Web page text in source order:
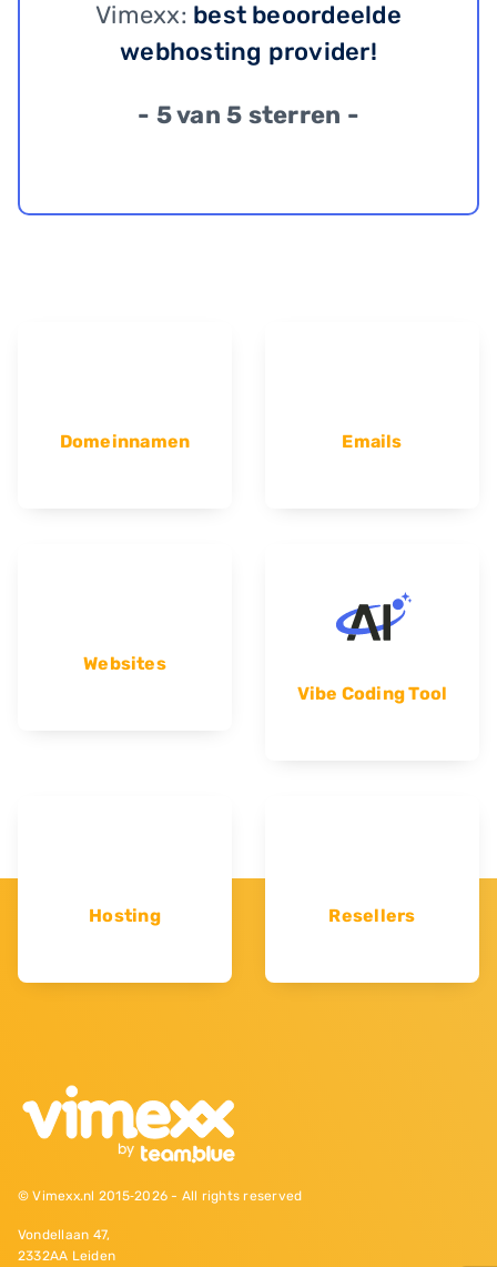
Vimexx: best beoordeelde
webhosting provider!
- 5 van 5 sterren -
Domeinnamen Emails
Websites
Vibe Coding Tool
Hosting Resellers
© Vimexx.nl 2015‐2026 - All rights reserved
Vondellaan 47,
2332AA Leiden